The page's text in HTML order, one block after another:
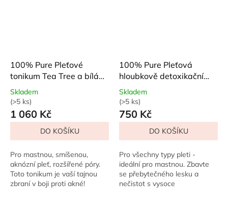
100% Pure Pleťové
tonikum Tea Tree a bílá
vrba 118 ml
Průměrné
hodnocení
produktu
5,0
z
5
hvězdiček.
Skladem
(>5 ks)
1 060 Kč
DO KOŠÍKU
Pro mastnou, smíšenou,
aknózní pleť, rozšířené póry.
Toto tonikum je vaší tajnou
zbraní v boji proti akné!
100% Pure Pleťová
hloubkově detoxikační
maska Tea Tree 50 ml
Průměrné
hodnocení
produktu
5,0
z
5
hvězdiček.
Skladem
(>5 ks)
750 Kč
DO KOŠÍKU
Pro všechny typy pleti -
ideální pro mastnou. Zbavte
se přebytečného lesku a
nečistot s vysoce